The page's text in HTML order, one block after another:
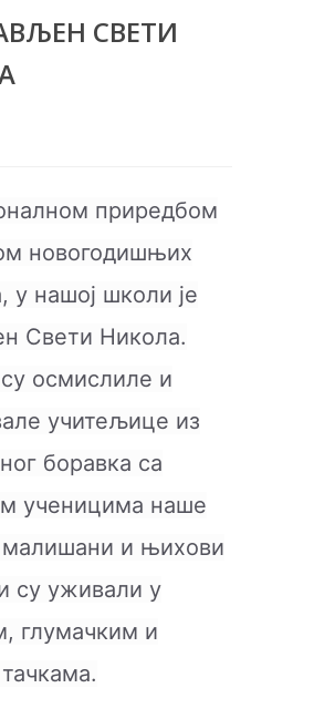
СВЕТИ
приредбом
новогодишњих
у нашој школи је
Свети Никола.
осмислиле и
учитељице из
боравка са
ученицима наше
и њихови
су уживали у
глумачким и